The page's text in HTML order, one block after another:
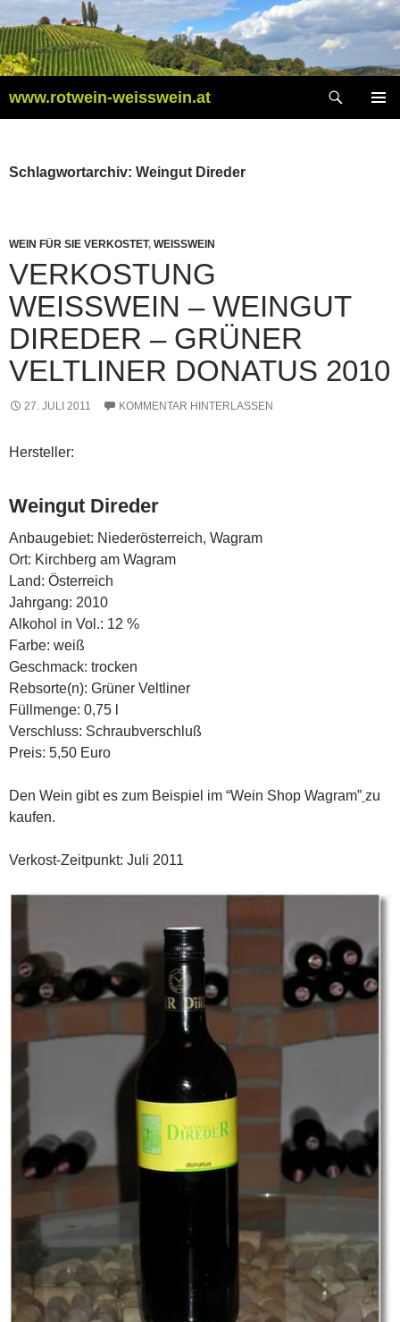
Inhalt
springen
www.rotwein-weisswein.at
Schlagwortarchiv: Weingut Direder
WEIN FÜR SIE VERKOSTET, WEISSWEIN
VERKOSTUNG
WEISSWEIN – WEINGUT D
IREDER – GRÜNER V
ELTLINER DONATUS 2010
27. JULI 2011 KOMMENTAR HINTERLASSEN
Hersteller:
Weingut Direder
Anbaugebiet: Niederösterreich, Wagram
Ort: Kirchberg am Wagram
Land: Österreich
Jahrgang: 2010
Alkohol in Vol.: 12 %
Farbe: weiß
Geschmack: trocken
Rebsorte(n): Grüner Veltliner
Füllmenge: 0,75 l
Verschluss: Schraubverschluß
Preis: 5,50 Euro
Den Wein gibt es zum Beispiel im “Wein Shop Wagram” zu
kaufen.
Verkost-Zeitpunkt: Juli 2011